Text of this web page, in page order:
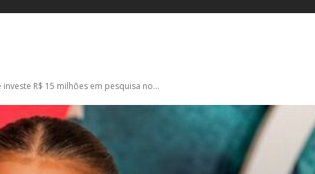
R$ 15 milhões em pesquisa no...